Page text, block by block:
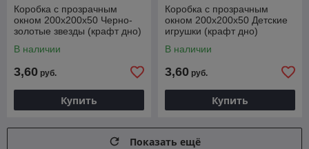
Коробка с прозрачным
окном 200х200х50 Черно-
золотые звезды (крафт дно)
В наличии
3,60 руб.
Купить
Коробка с прозрачным
окном 200х200х50 Детские
игрушки (крафт дно)
В наличии
3,60 руб.
Купить
Показать ещё